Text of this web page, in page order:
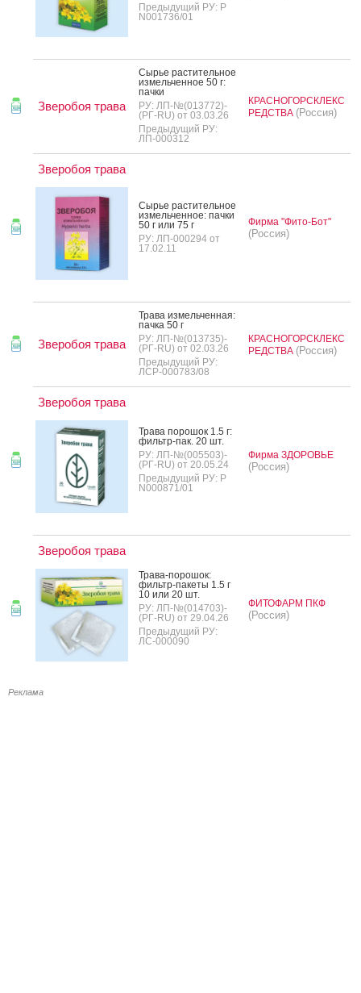
Предыдущий РУ: Р
N001736/01
Зверобоя трава
Сырье рас­ти­тель­ное
из­мель­чен­ное 50 г:
пач­ки
РУ: ЛП-№(013772)-
(РГ-RU) от 03.03.26
Предыдущий РУ:
ЛП-000312
КРАСНОГОРСКЛЕКС
РЕДСТВА (Россия)
Зверобоя трава
Сырье рас­ти­тель­ное
из­мель­чен­ное: пач­ки
50 г или 75 г
РУ: ЛП-000294 от
17.02.11
Фирма "Фито-Бот"
(Россия)
Зверобоя трава
Тра­ва из­мель­чен­ная:
пач­ка 50 г
РУ: ЛП-№(013735)-
(РГ-RU) от 02.03.26
Предыдущий РУ:
ЛСР-000783/08
КРАСНОГОРСКЛЕКС
РЕДСТВА (Россия)
Зверобоя трава
Тра­ва по­рошок 1.5 г:
филь­тр-пак. 20 шт.
РУ: ЛП-№(005503)-
(РГ-RU) от 20.05.24
Предыдущий РУ: Р
N000871/01
Фирма ЗДОРОВЬЕ
(Россия)
Зверобоя трава
Тра­ва-по­рошок:
филь­тр-па­кеты 1.5 г
10 или 20 шт.
РУ: ЛП-№(014703)-
(РГ-RU) от 29.04.26
Предыдущий РУ:
ЛС-000090
ФИТОФАРМ ПКФ
(Россия)
Реклама